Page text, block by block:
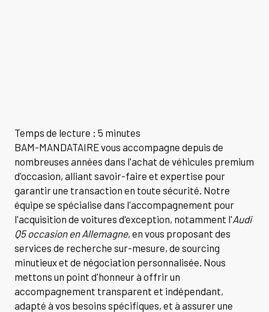
Temps de lecture : 5 minutes
BAM-MANDATAIRE vous accompagne depuis de
nombreuses années dans l'achat de véhicules premium
d'occasion, alliant savoir-faire et expertise pour
garantir une transaction en toute sécurité. Notre
équipe se spécialise dans l'accompagnement pour
l'acquisition de voitures d'exception, notamment l'Audi
Q5 occasion en Allemagne, en vous proposant des
services de recherche sur-mesure, de sourcing
minutieux et de négociation personnalisée. Nous
mettons un point d'honneur à offrir un
accompagnement transparent et indépendant,
adapté à vos besoins spécifiques, et à assurer une